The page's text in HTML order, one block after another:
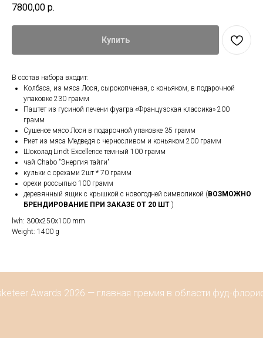
7800,00 р.
Купить
В состав набора входит:
Колбаса, из мяса Лося, сырокопченая, с коньяком, в подарочной
упаковке 230 грамм
Паштет из гусиной печени фуагра «Французская классика» 200
грамм
Сушеное мясо Лося в подарочной упаковке 35 грамм
Риет из мяса Медведя с черносливом и коньяком 200 грамм
Шоколад Lindt Excellence темный 100 грамм
чай Chabo "Энергия тайги"
кульки с орехами 2шт * 70 грамм
орехи россыпью 100 грамм
деревянный ящик с крышкой с новогодней символикой ( ВОЗМОЖНО
БРЕНДИРОВАНИЕ ПРИ ЗАКАЗЕ ОТ 20 ШТ )
lwh: 300x250x100 mm
Weight: 1400 g
Awards 2026 — главная премия в области фуд-